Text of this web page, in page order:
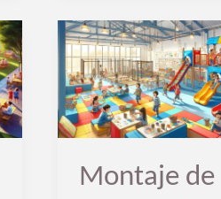
Montaje de
Montaje
de
centros
de
infantiles